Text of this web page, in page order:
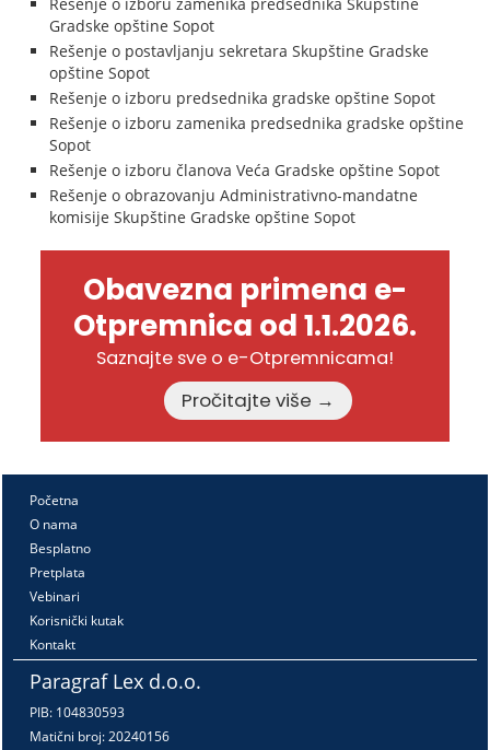
Gradske opštine Sopot
Rešenje o postavljanju sekretara Skupštine Gradske
opštine Sopot
Rešenje o izboru predsednika gradske opštine Sopot
Rešenje o izboru zamenika predsednika gradske opštine
Sopot
Rešenje o izboru članova Veća Gradske opštine Sopot
Rešenje o obrazovanju Administrativno-mandatne
komisije Skupštine Gradske opštine Sopot
Obavezna primena e-
Otpremnica od 1.1.2026.
Saznajte sve o e-Otpremnicama!
Pročitajte više →
Početna
O nama
Besplatno
Pretplata
Vebinari
Korisnički kutak
Kontakt
Paragraf Lex d.o.o.
PIB: 104830593
Matični broj: 20240156